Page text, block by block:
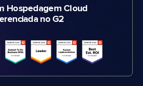
Hospedagem Cloud
no G2